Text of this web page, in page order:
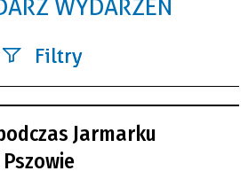
WYDARZEŃ
Filtry
Kategoria Jarmarku